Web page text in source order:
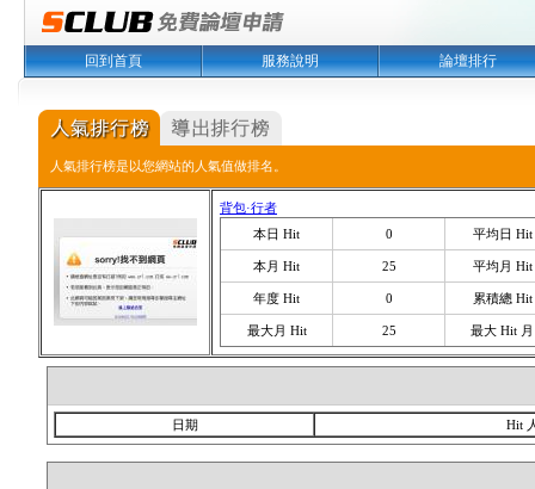
回到首頁 服務說明 論壇排行
人氣排行榜是以您網站的人氣值做排名。
背包·行者
本日 Hit
0 平均日 Hit
本月 Hit 25 平均月 Hit
年度 Hit 0 累積總 Hit
最大月 Hit 25 最大 Hit 月
日期 Hit